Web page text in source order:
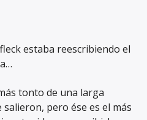
estaba reescribiendo el
tonto de una larga
pero ése es el más